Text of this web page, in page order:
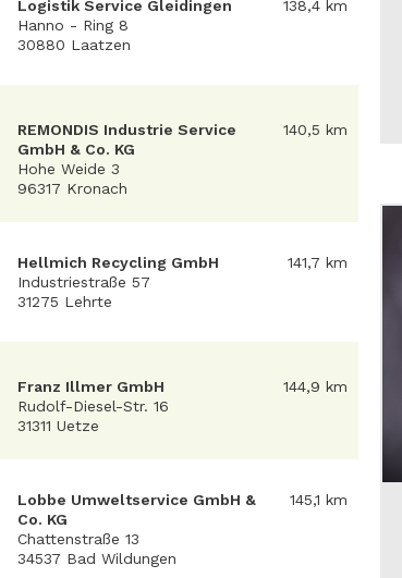
Logistik Service Gleidingen
Hanno - Ring 8
30880 Laatzen
138,4 km
REMONDIS Industrie Service
GmbH & Co. KG
Hohe Weide 3
96317 Kronach
140,5 km
Hellmich Recycling GmbH
Industriestraße 57
31275 Lehrte
141,7 km
Franz Illmer GmbH
Rudolf-Diesel-Str. 16
31311 Uetze
144,9 km
Lobbe Umweltservice GmbH &
Co. KG
Chattenstraße 13
34537 Bad Wildungen
145,1 km